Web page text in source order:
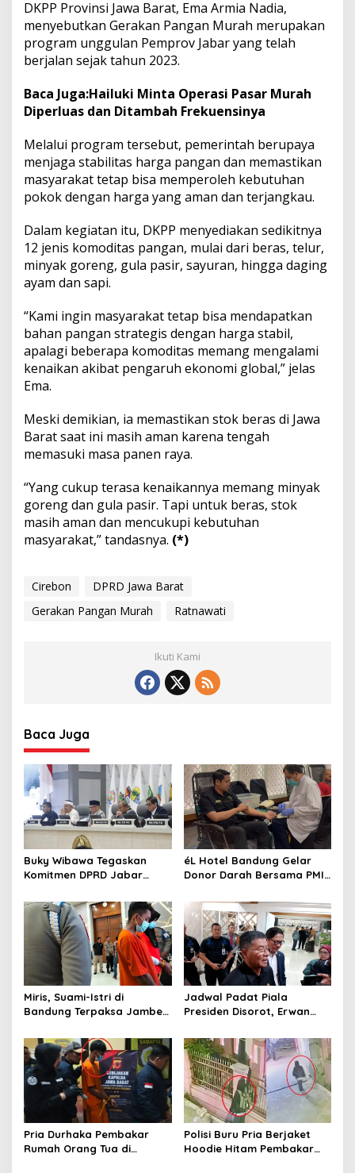
DKPP Provinsi Jawa Barat, Ema Armia Nadia,
menyebutkan Gerakan Pangan Murah merupakan
program unggulan Pemprov Jabar yang telah
berjalan sejak tahun 2023.
Baca Juga:Hailuki Minta Operasi Pasar Murah
Diperluas dan Ditambah Frekuensinya
Melalui program tersebut, pemerintah berupaya
menjaga stabilitas harga pangan dan memastikan
masyarakat tetap bisa memperoleh kebutuhan
pokok dengan harga yang aman dan terjangkau.
Dalam kegiatan itu, DKPP menyediakan sedikitnya
12 jenis komoditas pangan, mulai dari beras, telur,
minyak goreng, gula pasir, sayuran, hingga daging
ayam dan sapi.
“Kami ingin masyarakat tetap bisa mendapatkan
bahan pangan strategis dengan harga stabil,
apalagi beberapa komoditas memang mengalami
kenaikan akibat pengaruh ekonomi global,” jelas
Ema.
Meski demikian, ia memastikan stok beras di Jawa
Barat saat ini masih aman karena tengah
memasuki masa panen raya.
“Yang cukup terasa kenaikannya memang minyak
goreng dan gula pasir. Tapi untuk beras, stok
masih aman dan mencukupi kebutuhan
masyarakat,” tandasnya. (*)
Cirebon
DPRD Jawa Barat
Gerakan Pangan Murah
Ratnawati
Ikuti Kami
Baca Juga
Buky Wibawa Tegaskan
Komitmen DPRD Jabar
Berkualitas
éL Hotel Bandung Gelar
Donor Darah Bersama PMI,
Kesehatan Gratis dan
Beragam Manfaat bagi
Peserta
Miris, Suami-Istri di
Bandung Terpaksa Jambet
Susu Anak
Jadwal Padat Piala
Presiden Disorot, Erwan
Pemain Persib
Pria Durhaka Pembakar
Rumah Orang Tua di
Polisi Buru Pria Berjaket
Hoodie Hitam Pembakar